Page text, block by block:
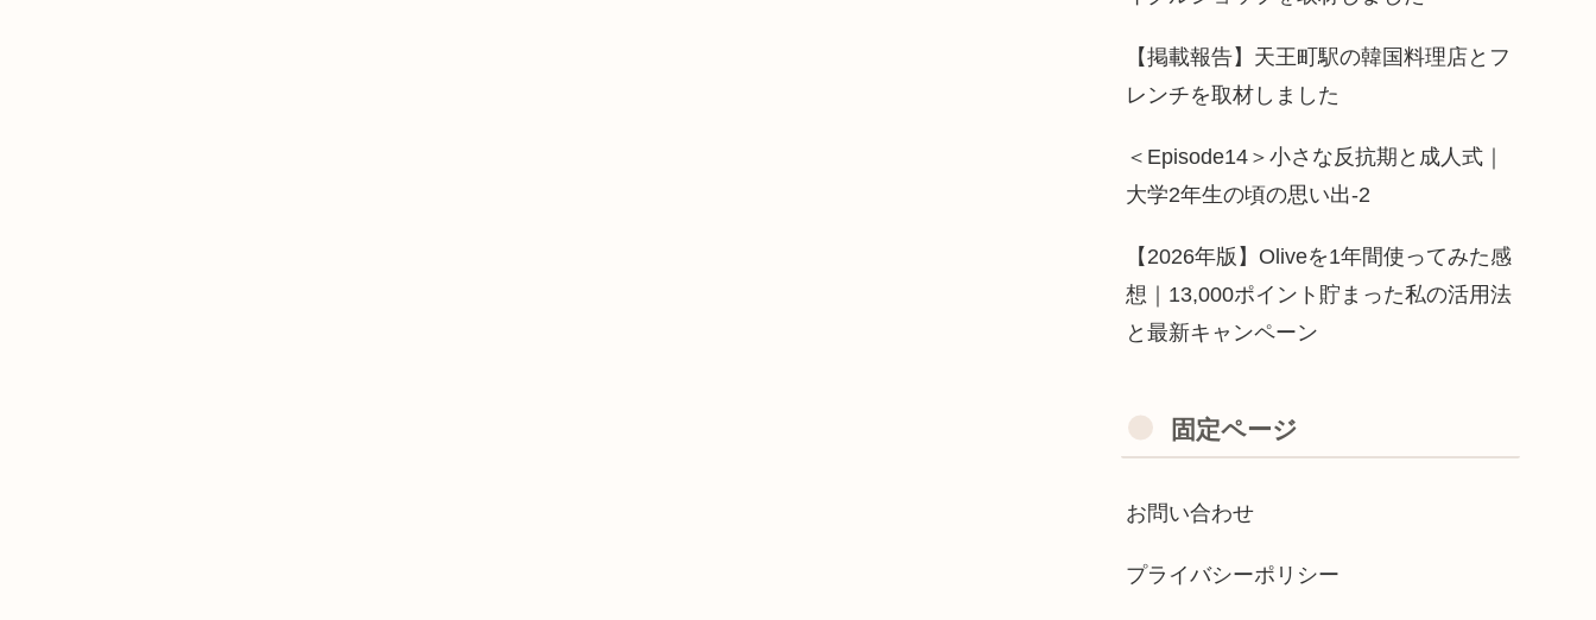
【掲載報告】天王町駅の韓国料理店とフ
レンチを取材しました
＜Episode14＞小さな反抗期と成人式｜
大学2年生の頃の思い出-2
【2026年版】Oliveを1年間使ってみた感
想｜13,000ポイント貯まった私の活用法
と最新キャンペーン
固定ページ
お問い合わせ
プライバシーポリシー